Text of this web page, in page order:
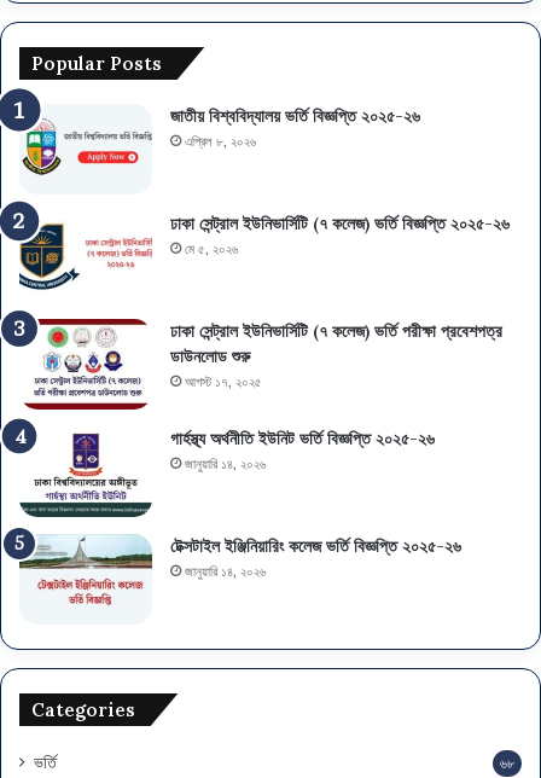
Popular Posts
জাতীয় বিশ্ববিদ্যালয় ভর্তি বিজ্ঞপ্তি ২০২৫-২৬
এপ্রিল ৮, ২০২৬
ঢাকা সেন্ট্রাল ইউনিভার্সিটি (৭ কলেজ) ভর্তি বিজ্ঞপ্তি ২০২৫-২৬
মে ৫, ২০২৬
ঢাকা সেন্ট্রাল ইউনিভার্সিটি (৭ কলেজ) ভর্তি পরীক্ষা প্রবেশপত্র
ডাউনলোড শুরু
আগস্ট ১৭, ২০২৫
গার্হস্থ্য অর্থনীতি ইউনিট ভর্তি বিজ্ঞপ্তি ২০২৫-২৬
জানুয়ারি ১৪, ২০২৬
টেক্সটাইল ইঞ্জিনিয়ারিং কলেজ ভর্তি বিজ্ঞপ্তি ২০২৫-২৬
জানুয়ারি ১৪, ২০২৬
Categories
ভর্তি ৬৮